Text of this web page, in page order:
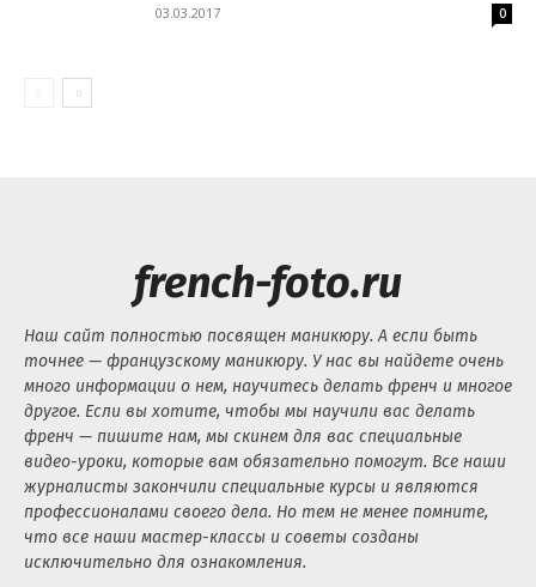
03.03.2017 0
french-foto.ru
Наш сайт полностью посвящен маникюру. А если быть
точнее — французскому маникюру. У нас вы найдете очень
много информации о нем, научитесь делать френч и многое
другое. Если вы хотите, чтобы мы научили вас делать
френч — пишите нам, мы скинем для вас специальные
видео-уроки, которые вам обязательно помогут. Все наши
журналисты закончили специальные курсы и являются
профессионалами своего дела. Но тем не менее помните,
что все наши мастер-классы и советы созданы
исключительно для ознакомления.